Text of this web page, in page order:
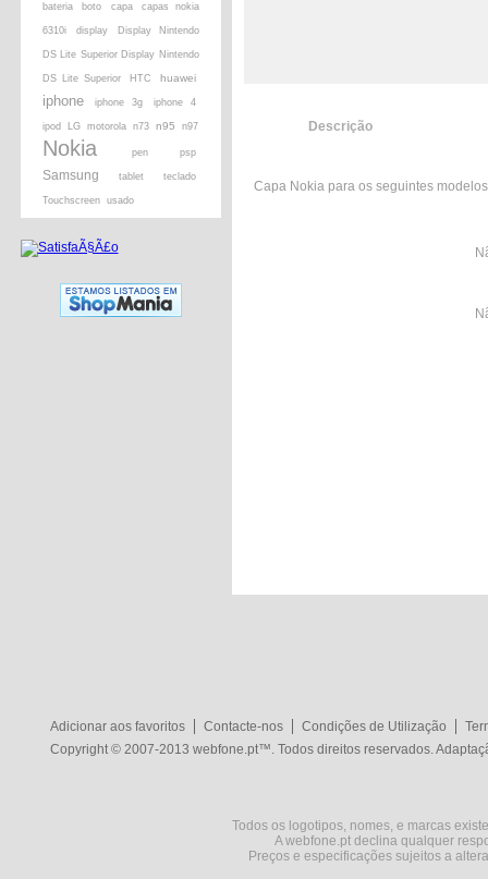
bateria boto capa capas nokia
6310i display Display Nintendo
DS Lite Superior Display Nintendo
DS Lite Superior HTC huawei
iphone iphone 3g iphone 4
ipod LG motorola n73 n95 n97
Nokia pen psp
Samsung tablet teclado
Touchscreen usado
Descrição
Capa Nokia para os seguintes
Adicionar aos favoritos Contacte-nos Condições de Utilização
Copyright © 2007-2013 webfone.pt™. Todos direitos reservados.
Todos os logotipos, nomes, e marcas
A webfone.pt declina qualquer
Preços e especificações sujeitos a